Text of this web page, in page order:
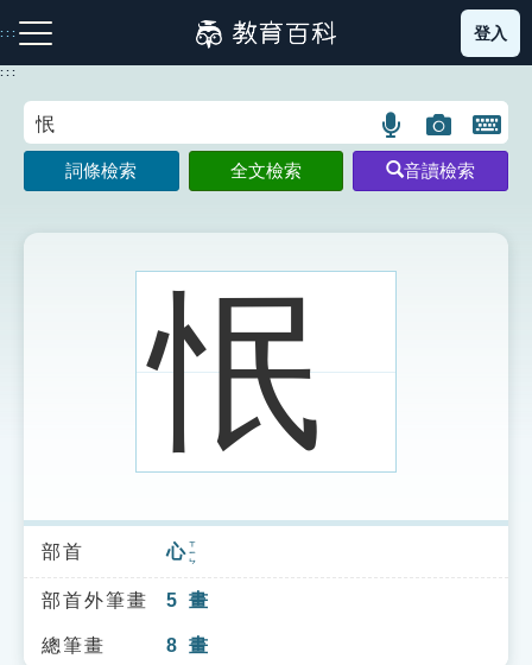
到
主
:::
注音索引圖示 筆畫索引圖示 部首索引表圖示
索引選單
知識索引
單字索引
登入
:::
語
言
搜
示
圖
片
搜
開
鍵
圖
詞條檢索 全文檢索 音讀檢索
怋
部首 心ㄒㄧㄣ
部首外筆畫 5 畫
總筆畫 8 畫